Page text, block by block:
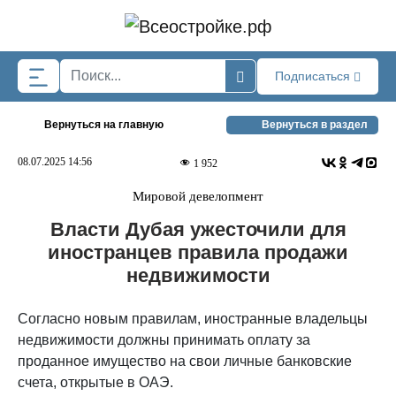
Подписаться
Вернуться на главную Вернуться в раздел
08.07.2025 14:56 1 952
Мировой девелопмент
Власти Дубая ужесточили для
иностранцев правила продажи
недвижимости
Согласно новым правилам, иностранные владельцы
недвижимости должны принимать оплату за
проданное имущество на свои личные банковские
счета, открытые в ОАЭ.